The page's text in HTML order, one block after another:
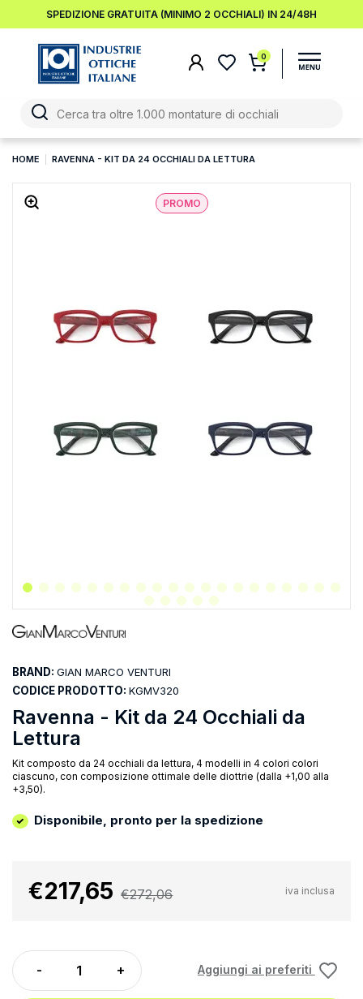
SPEDIZIONE GRATUITA (MINIMO 2 OCCHIALI) IN 24/48H
0
HOME RAVENNA - KIT DA 24 OCCHIALI DA LETTURA
PROMO
Ravenna - Kit da 24 Occhiali da
Lettura
Kit composto da 24 occhiali da lettura, 4 modelli in 4 colori colori
ciascuno, con composizione ottimale delle diottrie (dalla +1,00 alla
+3,50).
Disponibile, pronto per la spedizione
BRAND: GIAN MARCO VENTURI
CODICE PRODOTTO: KGMV320
€217,65 €272,06 iva inclusa
Aggiungi ai preferiti